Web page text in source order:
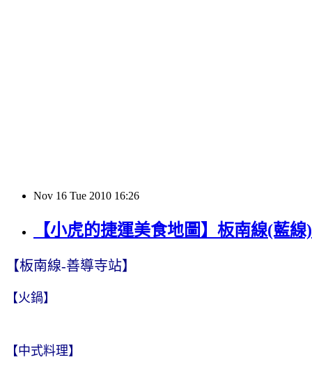
Nov 16 Tue 2010 16:26
【小虎的捷運美食地圖】板南線(藍
【板南線-善導寺站】
【火鍋】
【中式料理】